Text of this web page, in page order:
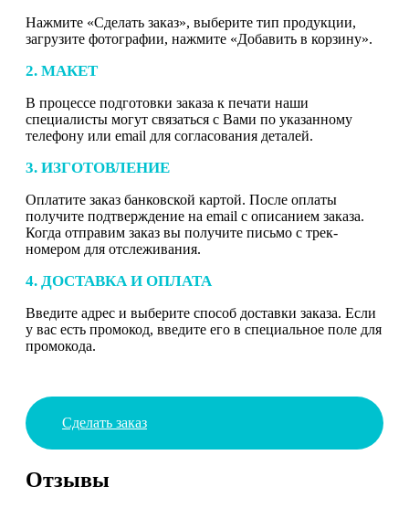
Нажмите «Сделать заказ», выберите тип продукции,
загрузите фотографии, нажмите «Добавить в корзину».
2. МАКЕТ
В процессе подготовки заказа к печати наши
специалисты могут связаться с Вами по указанному
телефону или email для согласования деталей.
3. ИЗГОТОВЛЕНИЕ
Оплатите заказ банковской картой. После оплаты
получите подтверждение на email с описанием заказа.
Когда отправим заказ вы получите письмо с трек-
номером для отслеживания.
4. ДОСТАВКА И ОПЛАТА
Введите адрес и выберите способ доставки заказа. Если
у вас есть промокод, введите его в специальное поле для
промокода.
Сделать заказ
Отзывы